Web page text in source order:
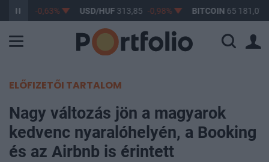
363,11 -0,63% USD/HUF313,85 -0,98% BITCOIN65 181,01
ELŐFIZETŐI TARTALOM
Nagy változás jön a magyarok
kedvenc nyaralóhelyén, a Booking
és az Airbnb is érintett